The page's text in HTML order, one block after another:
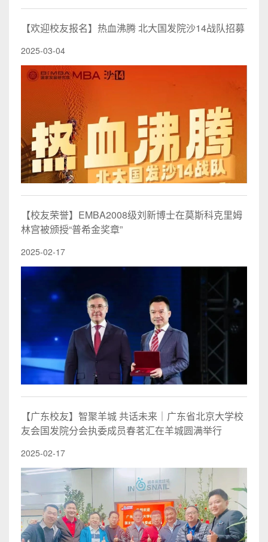
【欢迎校友报名】热血沸腾 北大国发院沙14战队招募
2025-03-04
【校友荣誉】EMBA2008级刘新博士在莫斯科克里姆
林宫被颁授“普希金奖章”
2025-02-17
【广东校友】智聚羊城 共话未来｜广东省北京大学校
友会国发院分会执委成员春茗汇在羊城圆满举行
2025-02-17